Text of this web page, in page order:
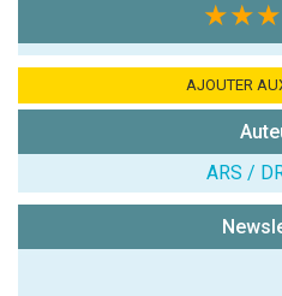
(En cliquant sur
soit publié sur le site.)
AJOUTER
ARS /